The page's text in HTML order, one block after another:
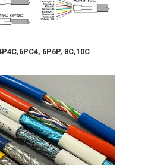
6P6P, 8C,10C